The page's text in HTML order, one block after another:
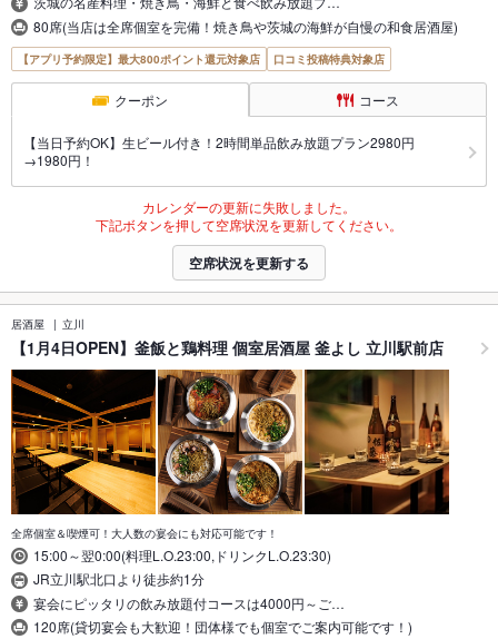
80席(当店は全席個室を完備！焼き鳥や茨城の海鮮が自慢の和食居酒屋)
【アプリ予約限定】最大800ポイント還元対象店 口コミ投稿特典対象店
クーポン コース
【当日予約OK】生ビール付き！2時間単品飲み放題プラン2980円
→1980円！
カレンダーの更新に失敗しました。
下記ボタンを押して空席状況を更新してください。
空席状況を更新する
居酒屋 立川
【1月4日OPEN】釜飯と鶏料理 個室居酒屋 釜よし 立川駅前店
全席個室＆喫煙可！大人数の宴会にも対応可能です！
15:00～翌0:00(料理L.O.23:00,ドリンクL.O.23:30)
JR立川駅北口より徒歩約1分
宴会にピッタリの飲み放題付コースは4000円～ご…
120席(貸切宴会も大歓迎！団体様でも個室でご案内可能です！)